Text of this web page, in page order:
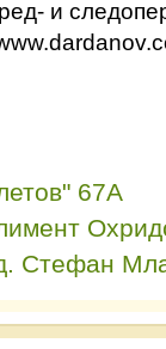
и
67А
Стефан